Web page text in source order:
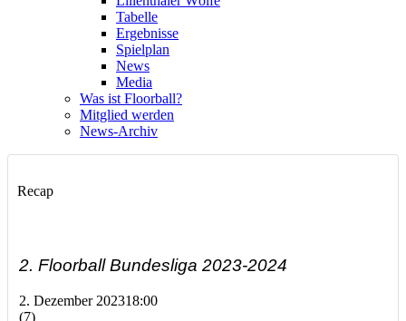
Tabelle
Ergebnisse
Spielplan
News
Media
Was ist Floorball?
Mitglied werden
News-Archiv
Recap
2. Floorball Bundesliga 2023-2024
2. Dezember 202318:00
(7)